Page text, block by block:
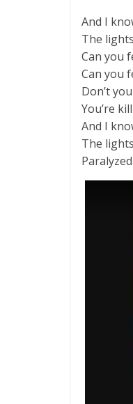
And I
The
Can you
Can you
Don’t
You’re
And I
The
Paralyzed